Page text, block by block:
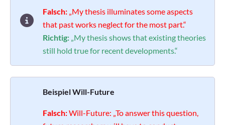
Falsch: „My thesis illuminates some aspects
that past works neglect for the most part.“
Richtig: „My thesis shows that existing theories
still hold true for recent developments.“
Beispiel Will-Future
Falsch:Will-Future: „To answer this question,